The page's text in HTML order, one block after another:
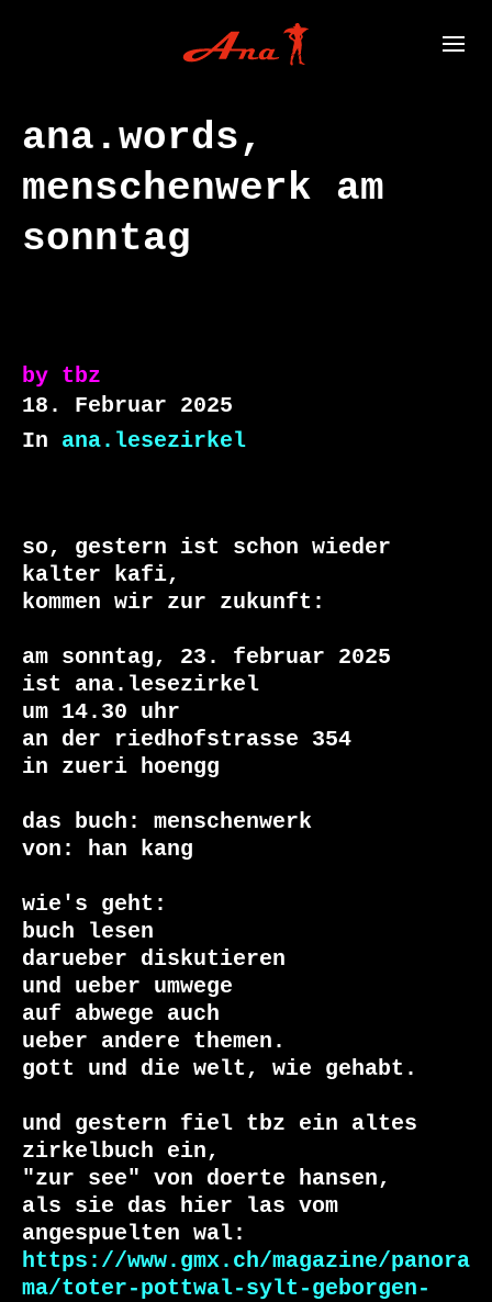
ana.words,
menschenwerk am
sonntag
by tbz
18. Februar 2025
In ana.lesezirkel
so, gestern ist schon wieder
kalter kafi,
kommen wir zur zukunft:
am sonntag, 23. februar 2025
ist ana.lesezirkel
um 14.30 uhr
an der riedhofstrasse 354
in zueri hoengg
das buch: menschenwerk
von: han kang
wie's geht:
buch lesen
darueber diskutieren
und ueber umwege
auf abwege auch
ueber andere themen.
gott und die welt, wie gehabt.
und gestern fiel tbz ein altes
zirkelbuch ein,
"zur see" von doerte hansen,
als sie das hier las vom
https://www.gmx.ch/magazine/panora
ma/toter-pottwal-sylt-geborgen-